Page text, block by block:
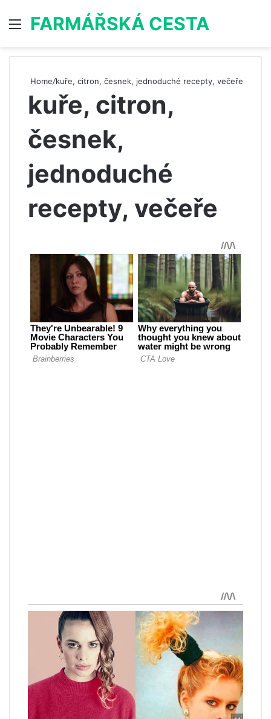
Menu
FARMÁŘSKÁ CESTA
Home/kuře, citron, česnek, jednoduché recepty, večeře
kuře, citron,
česnek,
jednoduché
recepty, večeře